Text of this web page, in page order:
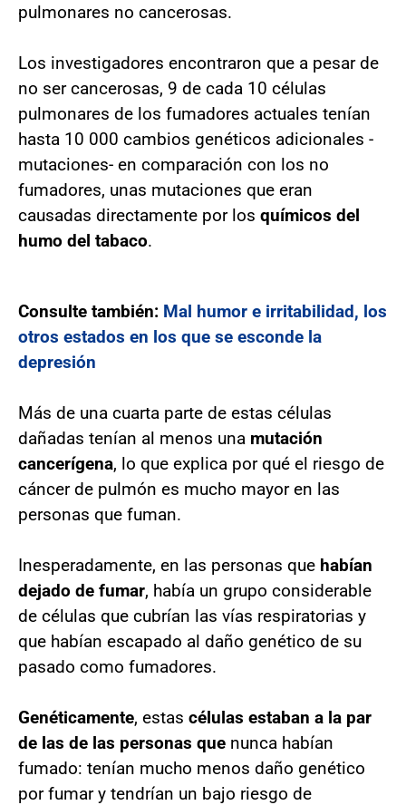
pulmonares no cancerosas.
Los investigadores encontraron que a pesar de
no ser cancerosas, 9 de cada 10 células
pulmonares de los fumadores actuales tenían
hasta 10 000 cambios genéticos adicionales -
mutaciones- en comparación con los no
fumadores, unas mutaciones que eran
causadas directamente por los químicos del
humo del tabaco.
Consulte también: Mal humor e irritabilidad, los
otros estados en los que se esconde la
depresión
Más de una cuarta parte de estas células
dañadas tenían al menos una mutación
cancerígena, lo que explica por qué el riesgo de
cáncer de pulmón es mucho mayor en las
personas que fuman.
Inesperadamente, en las personas que habían
dejado de fumar, había un grupo considerable
de células que cubrían las vías respiratorias y
que habían escapado al daño genético de su
pasado como fumadores.
Genéticamente, estas células estaban a la par
de las de las personas que nunca habían
fumado: tenían mucho menos daño genético
por fumar y tendrían un bajo riesgo de